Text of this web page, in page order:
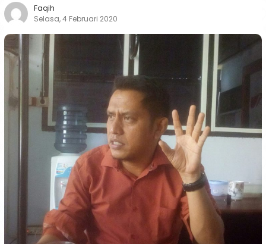
Faqih
Selasa, 4 Februari 2020